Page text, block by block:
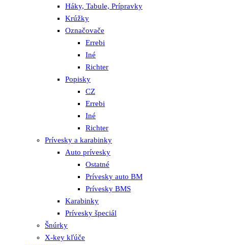
Háky, Tabule, Prípravky
Krúžky
Označovače
Errebi
Iné
Richter
Popisky
CZ
Errebi
Iné
Richter
Prívesky a karabinky
Auto prívesky
Ostatné
Prívesky auto BM
Prívesky BMS
Karabinky
Prívesky špeciál
Šnúrky
X-key kľúče